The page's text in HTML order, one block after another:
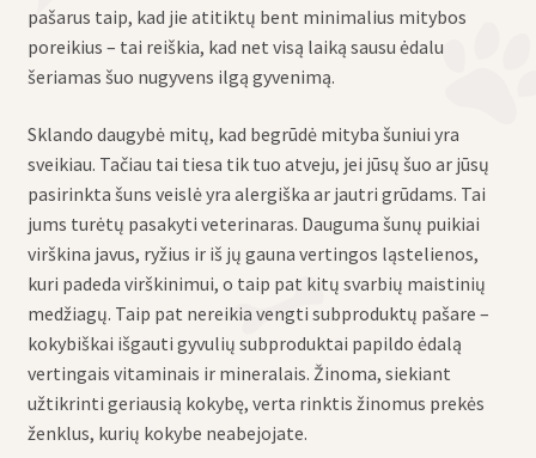
pašarus taip, kad jie atitiktų bent minimalius mitybos
poreikius – tai reiškia, kad net visą laiką sausu ėdalu
šeriamas šuo nugyvens ilgą gyvenimą.
Sklando daugybė mitų, kad begrūdė mityba šuniui yra
sveikiau. Tačiau tai tiesa tik tuo atveju, jei jūsų šuo ar jūsų
pasirinkta šuns veislė yra alergiška ar jautri grūdams. Tai
jums turėtų pasakyti veterinaras. Dauguma šunų puikiai
virškina javus, ryžius ir iš jų gauna vertingos ląstelienos,
kuri padeda virškinimui, o taip pat kitų svarbių maistinių
medžiagų. Taip pat nereikia vengti subproduktų pašare –
kokybiškai išgauti gyvulių subproduktai papildo ėdalą
vertingais vitaminais ir mineralais. Žinoma, siekiant
užtikrinti geriausią kokybę, verta rinktis žinomus prekės
ženklus, kurių kokybe neabejojate.